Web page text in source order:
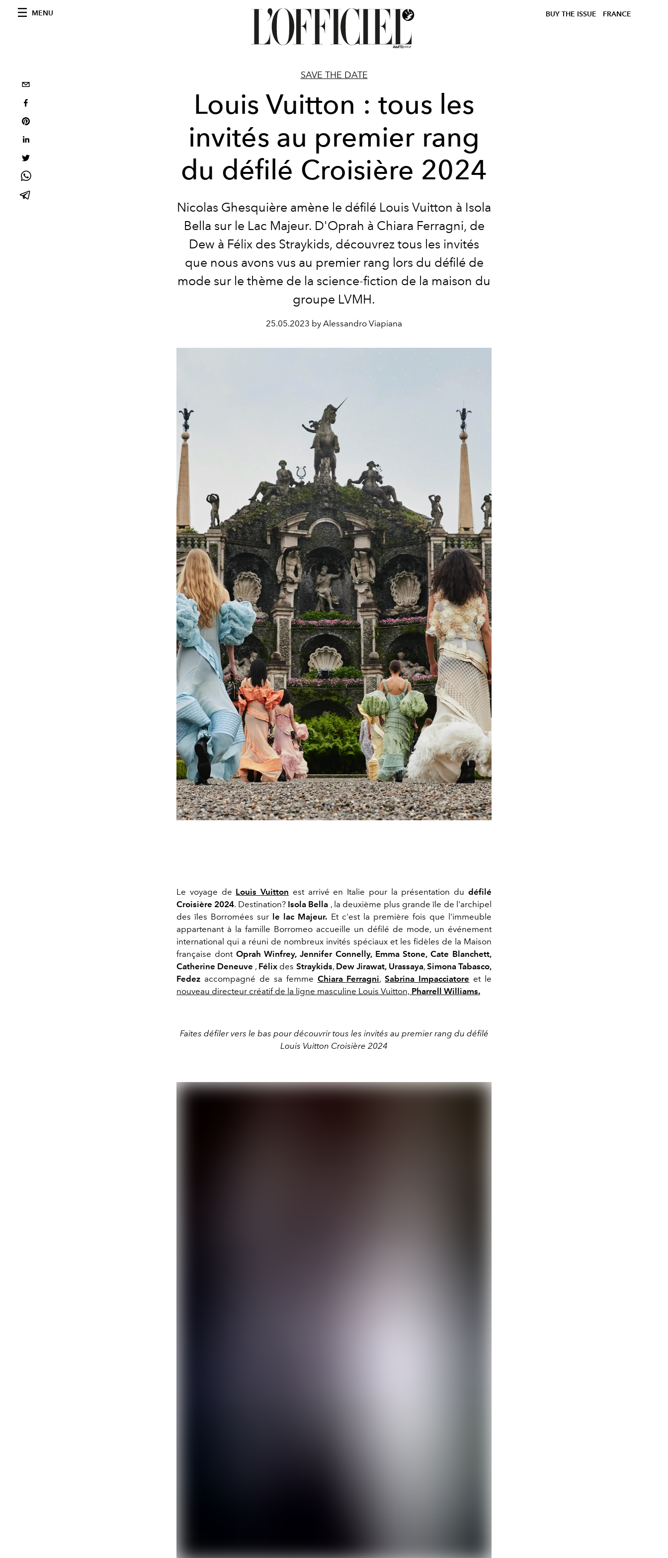
MENU BUY THE ISSUE FRANCE
SAVE THE DATE
Louis Vuitton : tous les
invités au premier rang
du défilé Croisière 2024
Nicolas Ghesquière amène le défilé Louis Vuitton à Isola
Bella sur le Lac Majeur. D'Oprah à Chiara Ferragni, de
Dew à Félix des Straykids, découvrez tous les invités
que nous avons vus au premier rang lors du défilé de
mode sur le thème de la science-fiction de la maison du
groupe LVMH.
25.05.2023 by Alessandro Viapiana
Le voyage de Louis Vuitton est arrivé en Italie pour la présentation dudéfilé
Croisière 2024. Destination? Isola Bella , la deuxième plus grande île de l'archipel
des îles Borromées sur le lac Majeur. Et c'est la première fois que l'immeuble
appartenant à la famille Borromeo accueille un défilé de mode, un événement
international qui a réuni de nombreux invités spéciaux et les fidèles de la Maison
française dont Oprah Winfrey, Jennifer Connelly, Emma Stone, Cate Blanchett,
Catherine Deneuve , Félix des Straykids, Dew Jirawat, Urassaya, Simona Tabasco,
Fedez accompagné de sa femme Chiara Ferragni,Sabrina Impacciatore et le
nouveau directeur créatif de la ligne masculine Louis Vuitton, Pharrell Williams.
Faites défiler vers le bas pour découvrir tous les invités au premier rang du défilé
Louis Vuitton Croisière 2024